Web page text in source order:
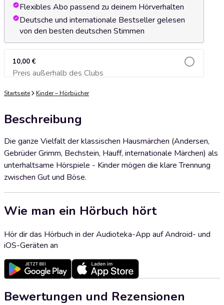
Flexibles Abo passend zu deinem Hörverhalten
Deutsche und internationale Bestseller gelesen
von den besten deutschen Stimmen
10,00 €
Preis außerhalb des ClubsZum Warenkorb hinzufügen
Startseite Kinder – Hörbücher
Beschreibung
Die ganze Vielfalt der klassischen Hausmärchen (Andersen,
Gebrüder Grimm, Bechstein, Hauff, internationale Märchen) als
unterhaltsame Hörspiele - Kinder mögen die klare Trennung
zwischen Gut und Böse.
Wie man ein Hörbuch hört
Hör dir das Hörbuch in der Audioteka-App auf Android- und
iOS-Geräten an
Bewertungen und Rezensionen